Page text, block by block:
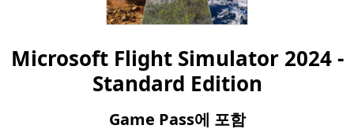
Microsoft Flight Simulator 2024 -
Standard Edition
Game Pass에 포함